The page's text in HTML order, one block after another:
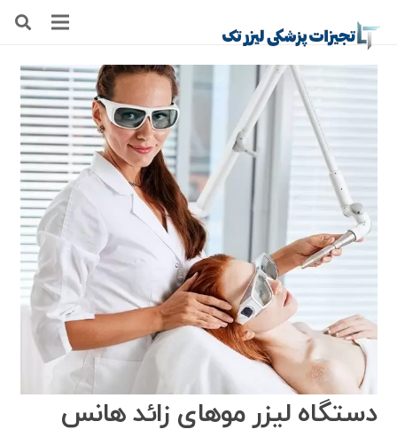
دستگاه لیزر موهای زائد هانس